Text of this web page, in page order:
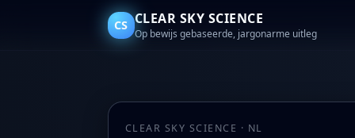
CS CLEAR SKY SCIENCE
Op bewijs gebaseerde, jargonarme uitleg
CLEAR SKY SCIENCE · NL